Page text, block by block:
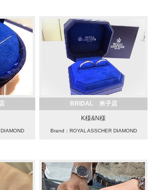
BRIDAL 米子店
K様&N様
Brand：ROYAL ASSCHER DIAMOND